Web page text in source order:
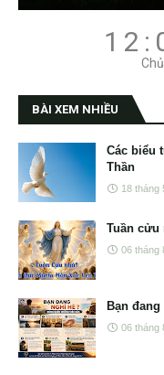
BÀI XEM NHIỀU
Các biểu
Thần
18 tháng
Tuần cửu
06 tháng
Bạn
06 tháng